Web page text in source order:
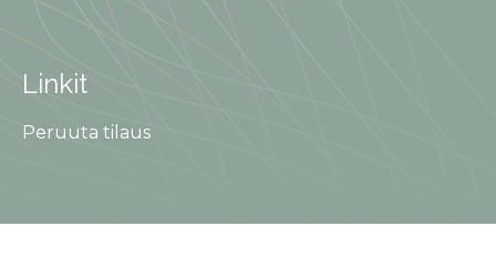
Linkit
Peruuta tilaus